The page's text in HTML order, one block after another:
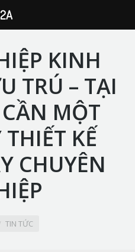
KINH
TRÚ – TẠI
MỘT
KẾ
CHUYÊN
TIN TỨC